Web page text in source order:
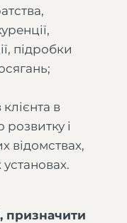
підробки
в
розвитку і
відомствах,
призначити